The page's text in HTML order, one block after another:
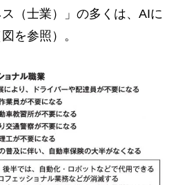
（士業）」の多くは、AIに
を参照）。